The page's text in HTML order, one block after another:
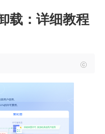
载：详细教程